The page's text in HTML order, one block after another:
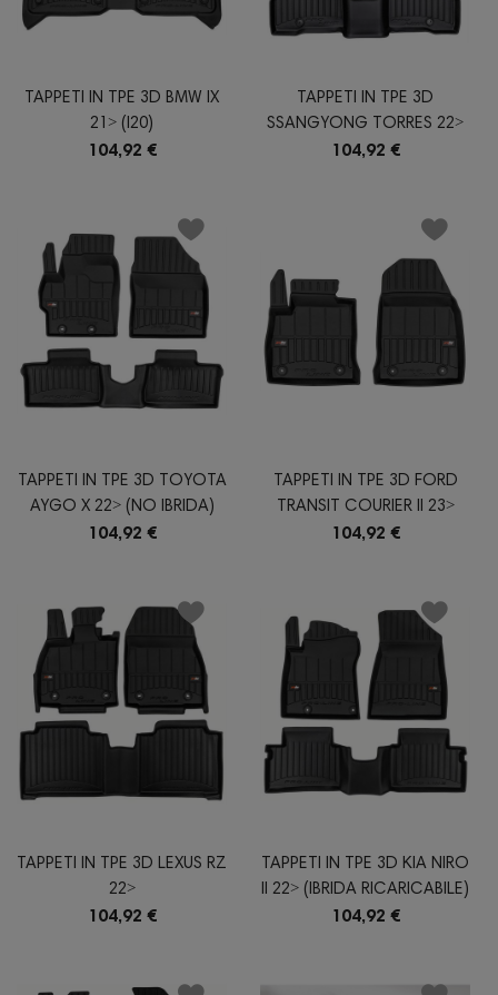
TAPPETI IN TPE 3D BMW IX
21˃ (I20)
104,92 €
TAPPETI IN TPE 3D
SSANGYONG TORRES 22˃
104,92 €
TAPPETI IN TPE 3D TOYOTA
AYGO X 22˃ (NO IBRIDA)
104,92 €
TAPPETI IN TPE 3D FORD
TRANSIT COURIER II 23˃
104,92 €
TAPPETI IN TPE 3D LEXUS RZ
22˃
104,92 €
TAPPETI IN TPE 3D KIA NIRO
II 22˃ (IBRIDA RICARICABILE)
104,92 €